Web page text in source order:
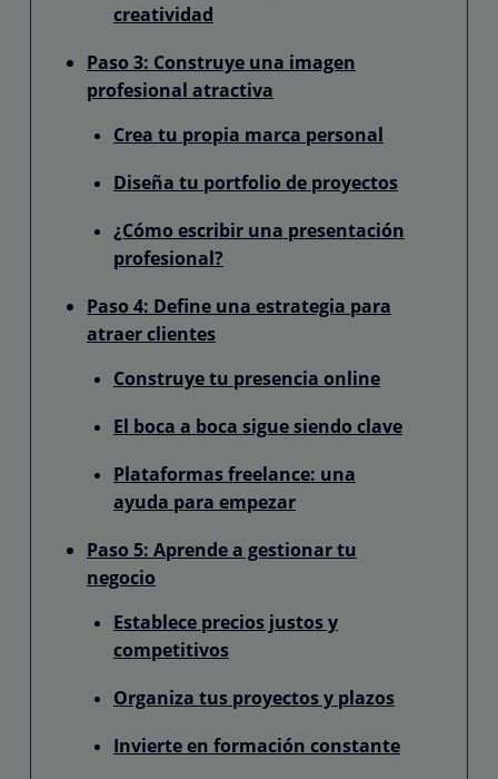
creatividad
Paso 3: Construye una imagen
profesional atractiva
Crea tu propia marca personal
Diseña tu portfolio de proyectos
¿Cómo escribir una presentación
profesional?
Paso 4: Define una estrategia para
atraer clientes
Construye tu presencia online
El boca a boca sigue siendo clave
Plataformas freelance: una
ayuda para empezar
Paso 5: Aprende a gestionar tu
negocio
Establece precios justos y
competitivos
Organiza tus proyectos y plazos
Invierte en formación constante